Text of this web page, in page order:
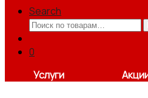
Search
Искать:
0
Услуги